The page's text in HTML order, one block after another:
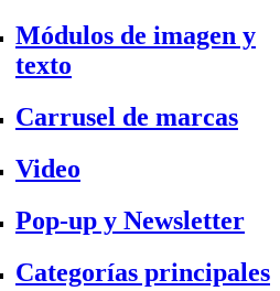
Módulos de imagen y
texto
Carrusel de marcas
Video
Pop-up y Newsletter
Categorías principales